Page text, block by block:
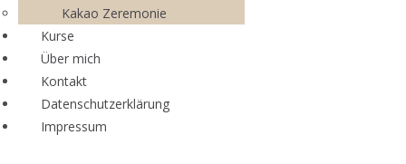
Kakao Zeremonie
Kurse
Über mich
Kontakt
Datenschutzerklärung
Impressum